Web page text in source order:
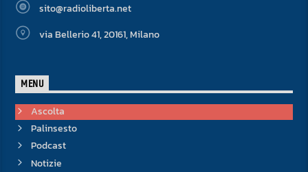
sito@radioliberta.net
via Bellerio 41, 20161, Milano
MENU
Ascolta
Palinsesto
Podcast
Notizie